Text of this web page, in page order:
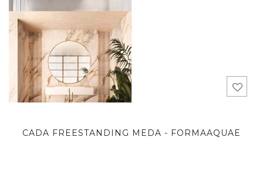
CADA FREESTANDING MEDA - FORMAAQUAE